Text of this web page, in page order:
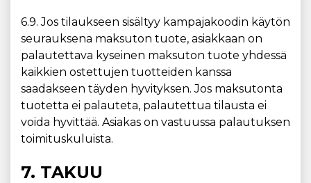
6.9. Jos tilaukseen sisältyy kampajakoodin käytön
seurauksena maksuton tuote, asiakkaan on
palautettava kyseinen maksuton tuote yhdessä
kaikkien ostettujen tuotteiden kanssa
saadakseen täyden hyvityksen. Jos maksutonta
tuotetta ei palauteta, palautettua tilausta ei
voida hyvittää. Asiakas on vastuussa palautuksen
toimituskuluista.
7. TAKUU